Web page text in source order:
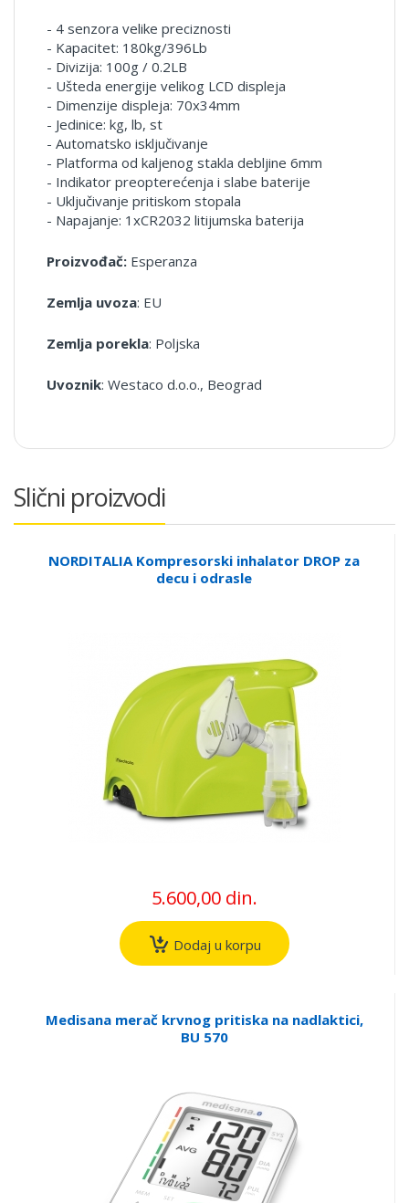
- 4 senzora velike preciznosti
- Kapacitet: 180kg/396Lb
- Divizija: 100g / 0.2LB
- Ušteda energije velikog LCD displeja
- Dimenzije displeja: 70x34mm
- Jedinice: kg, lb, st
- Automatsko isključivanje
- Platforma od kaljenog stakla debljine 6mm
- Indikator preopterećenja i slabe baterije
- Uključivanje pritiskom stopala
- Napajanje: 1xCR2032 litijumska baterija
Proizvođač: Esperanza
Zemlja uvoza: EU
Zemlja porekla: Poljska
Uvoznik: Westaco d.o.o., Beograd
Slični proizvodi
NORDITALIA Kompresorski inhalator DROP za
decu i odrasle
5.600,00 din.
Dodaj u korpu
Medisana merač krvnog pritiska na nadlaktici,
BU 570